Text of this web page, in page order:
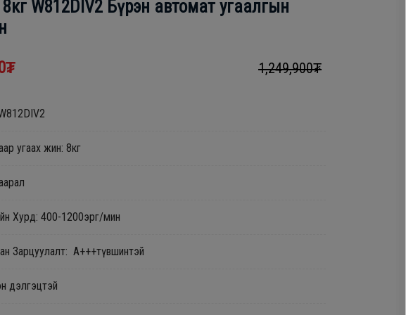
W812DIV2 Бүрэн автомат угаалгын
1,249,900₮
угаах жин: 8кг
Хурд: 400-1200эрг/мин
Зарцуулалт: А+++түвшинтэй
дэлгэцтэй